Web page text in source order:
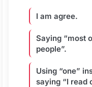
I am agree.
Saying “most
people”.
Using “one”
saying “I read